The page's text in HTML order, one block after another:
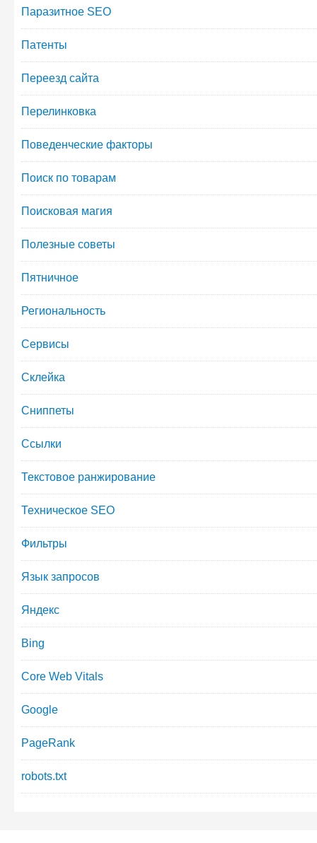
Паразитное SEO
Патенты
Переезд сайта
Перелинковка
Поведенческие факторы
Поиск по товарам
Поисковая магия
Полезные советы
Пятничное
Региональность
Сервисы
Склейка
Сниппеты
Ссылки
Текстовое ранжирование
Техническое SEO
Фильтры
Язык запросов
Яндекс
Bing
Core Web Vitals
Google
PageRank
robots.txt